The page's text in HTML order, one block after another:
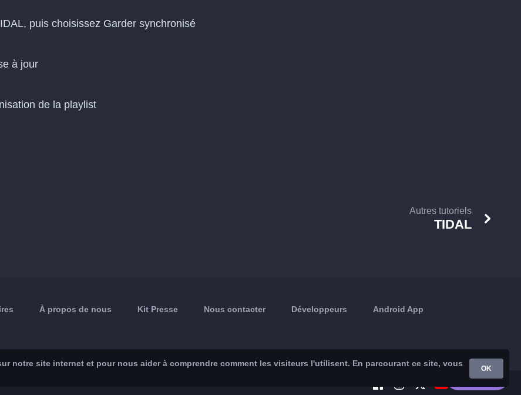
puis choisissez Garder synchronisé
à jour
de la playlist
Autres tutoriels
TIDAL
À propos de nous Kit Presse Nous contacter Développeurs Android App
notre site internet et pour nous aider à comprendre comment les visiteurs l'utilisent. En parcourant ce site, vous
OK